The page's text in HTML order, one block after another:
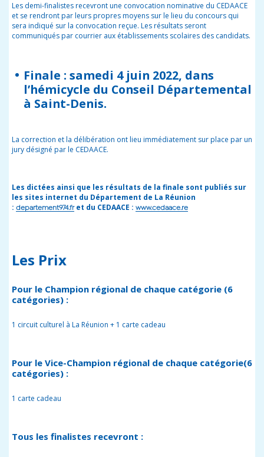
Les demi-finalistes recevront une convocation nominative du CEDAACE
et se rendront par leurs propres moyens sur le lieu du concours qui
sera indiqué sur la convocation reçue. Les résultats seront
communiqués par courrier aux établissements scolaires des candidats.
Finale : samedi 4 juin 2022, dans
l’hémicycle du Conseil Départemental
à Saint-Denis.
La correction et la délibération ont lieu immédiatement sur place par un
jury désigné par le CEDAACE.
Les dictées ainsi que les résultats de la finale sont publiés sur
les sites internet du Département de La Réunion
: departement974.fret du CEDAACE : www.cedaace.re
Les Prix
Pour le Champion régional de chaque catégorie (6
catégories) :
1 circuit culturel à La Réunion + 1 carte cadeau
Pour le Vice-Champion régional de chaque catégorie(6
catégories) :
1 carte cadeau
Tous les finalistes recevront :